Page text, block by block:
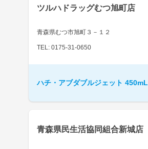
ツルハドラッグむつ旭町店
青森県むつ市旭町３－１２
TEL: 0175-31-0650
ハチ・アブダブルジェット 450mL
青森県民生活協同組合新城店